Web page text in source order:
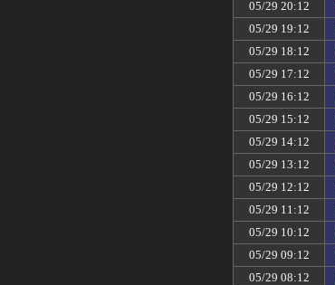
05/29 20:12
05/29 19:12
05/29 18:12
05/29 17:12
05/29 16:12
05/29 15:12
05/29 14:12
05/29 13:12
05/29 12:12
05/29 11:12
05/29 10:12
05/29 09:12
05/29 08:12